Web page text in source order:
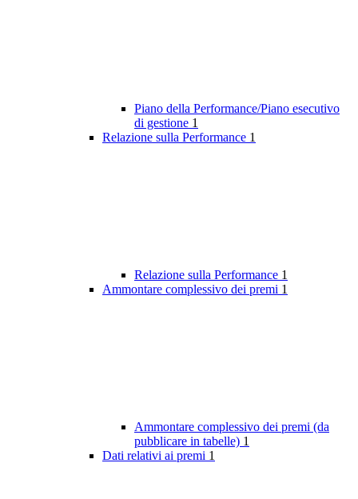
Piano della Performance/Piano esecutivo
di gestione 1
Relazione sulla Performance 1
Relazione sulla Performance 1
Ammontare complessivo dei premi 1
Ammontare complessivo dei premi (da
pubblicare in tabelle) 1
Dati relativi ai premi 1